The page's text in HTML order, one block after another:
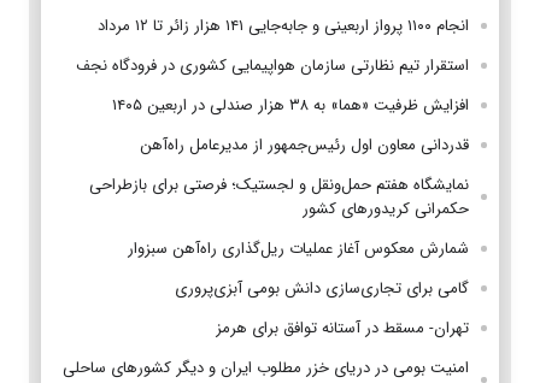
انجام ۱۱۰۰ پرواز اربعینی و جابه‌جایی ۱۴۱ هزار زائر تا ۱۲ مرداد
استقرار تیم‌ نظارتی سازمان هواپیمایی کشوری در فرودگاه نجف
افزایش ظرفیت «هما» به ۳۸ هزار صندلی در اربعین ۱۴۰۵
قدردانی معاون اول رئیس‌جمهور از مدیرعامل راه‌آهن
نمایشگاه هفتم حمل‌ونقل و لجستیک؛ فرصتی برای بازطراحی
حکمرانی کریدورهای کشور
شمارش معکوس آغاز عملیات ریل‌گذاری راه‌آهن سبزوار
گامی برای تجاری‌سازی دانش بومی آبزی‌پروری
تهران- مسقط در آستانه توافق برای هرمز
امنیت بومی در دریای خزر مطلوب ایران و دیگر کشورهای ساحلی